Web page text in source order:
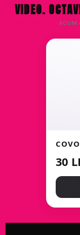
VIDEO.
· ACUM
30